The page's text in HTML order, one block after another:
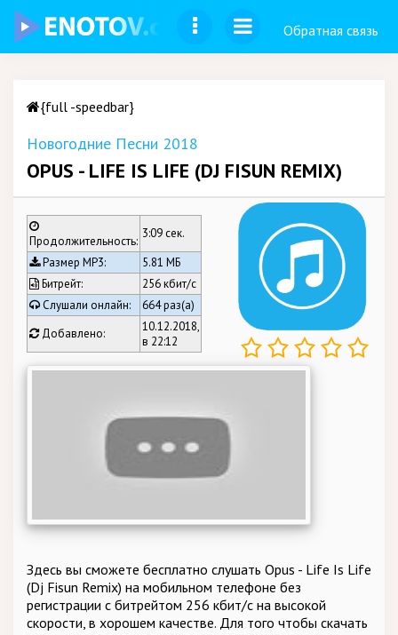
Обратная связь
{full -speedbar}
Новогодние Песни 2018
OPUS - LIFE IS LIFE (DJ FISUN REMIX)
Продолжительность:
3:09 сек.
Размер MP3:
5.81 МБ
Битрейт:
256 кбит/c
Слушали онлайн:
664 раз(а)
Добавлено:
10.12.2018,
в 22:12
Здесь вы сможете бесплатно слушать Opus - Life Is Life
(Dj Fisun Remix) на мобильном телефоне без
регистрации с битрейтом 256 кбит/c на высокой
скорости, в хорошем качестве. Для того чтобы скачать